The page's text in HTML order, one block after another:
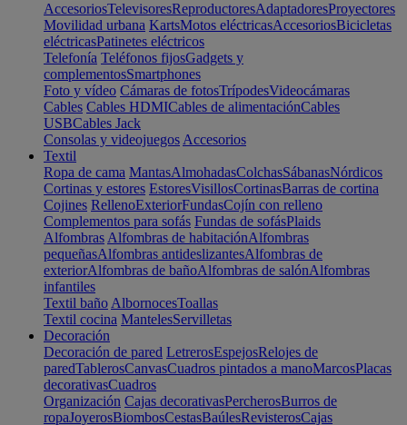
AccesoriosTelevisoresReproductoresAdaptadoresProyectores
Movilidad urbana KartsMotos eléctricasAccesoriosBicicletas
eléctricasPatinetes eléctricos
Telefonía Teléfonos fijosGadgets y
complementosSmartphones
Foto y vídeo Cámaras de fotosTrípodesVideocámaras
Cables Cables HDMICables de alimentaciónCables
USBCables Jack
Consolas y videojuegos Accesorios
Textil
Ropa de cama MantasAlmohadasColchasSábanasNórdicos
Cortinas y estores EstoresVisillosCortinasBarras de cortina
Cojines RellenoExteriorFundasCojín con relleno
Complementos para sofás Fundas de sofásPlaids
Alfombras Alfombras de habitaciónAlfombras
pequeñasAlfombras antideslizantesAlfombras de
exteriorAlfombras de bañoAlfombras de salónAlfombras
infantiles
Textil baño AlbornocesToallas
Textil cocina MantelesServilletas
Decoración
Decoración de pared LetrerosEspejosRelojes de
paredTablerosCanvasCuadros pintados a manoMarcosPlacas
decorativasCuadros
Organización Cajas decorativasPercherosBurros de
ropaJoyerosBiombosCestasBaúlesRevisterosCajas